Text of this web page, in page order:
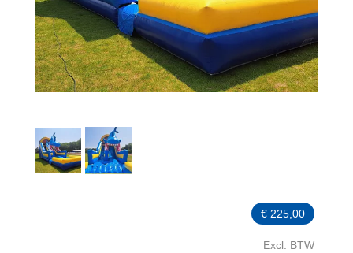
€ 225,00
Excl. BTW